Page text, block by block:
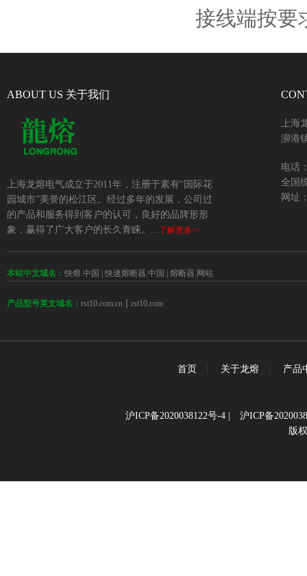
接线端按要
ABOUT US 关于我们
上海龙熔电气成立于2011年，注册于素有“国际花
园城市”美誉的松江区。经过多年的发展，公司过
的产品和服务得到客户的认可，良好的品牌形形
象，赢得了广大客户的长久青睐。...了解更多>>
上海
泖港
电话
全国
网址
本站中文域名： 快熔.中国 快速熔断器.中国 熔断器.网站
产品型号英文域名： rst10.com.cn | rst10.com
首页 关于龙熔 产品
沪ICP备2020038122号-4| 沪ICP备
版